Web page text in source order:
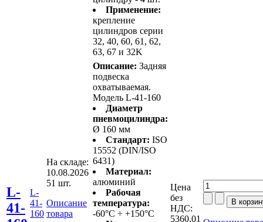
Применение:
крепление
цилиндров серии
32, 40, 60, 61, 62,
63, 67 и 32K
L-
41-
L-
41-
160
На складе:
10.08.2026
51 шт.
Описание
товара
Описание: Задняя
подвеска
охватываемая.
Модель L-41-160
Диаметр
пневмоцилиндра:
Ø 160 мм
Стандарт: ISO
15552 (DIN/ISO
6431)
Материал:
алюминий
Рабочая
температура:
-60°C ÷ +150°C
Цена
без
НДС:
5360,01